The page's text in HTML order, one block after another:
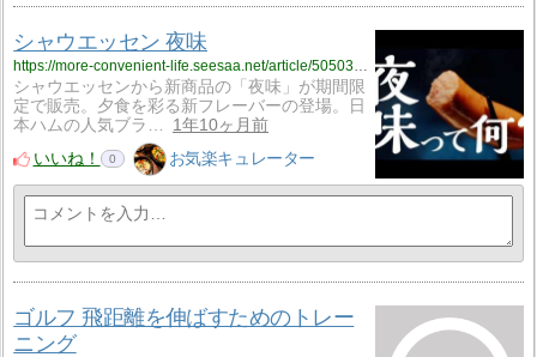
シャウエッセン 夜味
シャウエッセンから新商品の「夜味」が期間限
定で販売。夕食を彩る新フレーバーの登場。日
本ハムの人気ブラ…
1年10ヶ月前
いいね！
0 お気楽キュレーター
ゴルフ 飛距離を伸ばすためのトレー
ニング